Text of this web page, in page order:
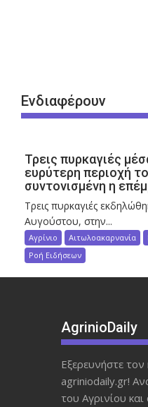
Ενδιαφέρουν
Τρεις πυρκαγιές
ευρύτερη περιοχή
συντονισμένη η
Τρεις πυρκαγιές
Αυγούστου, στην...
Αγρίνιο Αιτωλοακαρνανία
Ροή Ειδήσεων
AgrinioDaily
Εξερευνήστε
agriniodaily.gr!
του Αγρινίου